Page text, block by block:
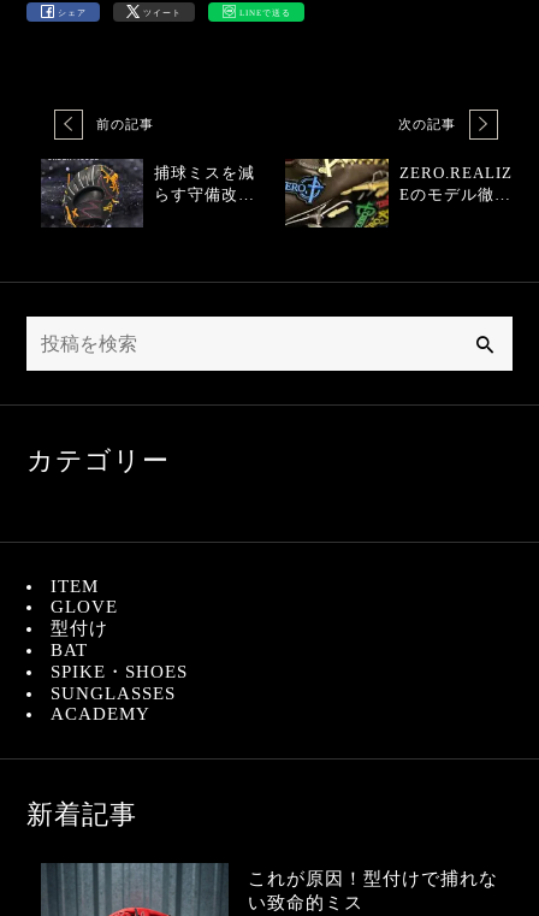
シェア ツイート LINEで送る
前の記事
捕球ミスを減
らす守備改善
次の記事
ZERO.REALIZ
Eのモデル徹底
カテゴリー
ITEM
GLOVE
型付け
BAT
SPIKE・SHOES
SUNGLASSES
ACADEMY
新着記事
これが原因！型付けで捕れな
い致命的ミス